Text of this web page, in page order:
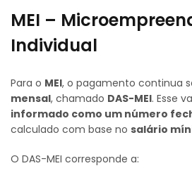
MEI –
Individual
Para o MEI, o pagamento continua
mensal, chamado DAS-MEI. Esse
informado como um número
calculado com base no salário
O DAS-MEI corresponde a: